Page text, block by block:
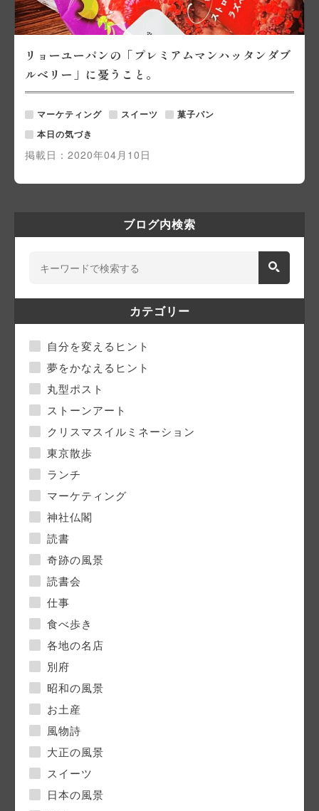
リョーユーパンの「プレミアムマンハッタンダブ
ルベリー」に憂うこと。
マーケティング スイーツ
菓子パン
本日の気づき
掲載日： 2020年04月10日
ブログ内検索
カテゴリー
自分を変えるヒント
夢をかなえるヒント
丸型ポスト
ストーンアート
クリスマスイルミネーション
東京散歩
ランチ
マーケティング
神社仏閣
読書
奇跡の風景
読書会
仕事
食べ歩き
各地の名店
別府
昭和の風景
お土産
風物詩
大正の風景
スイーツ
日本の風景